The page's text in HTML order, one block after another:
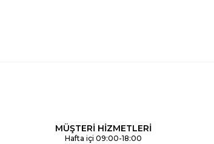
MÜŞTERİ HİZMETLERİ
Hafta içi 09:00-18:00